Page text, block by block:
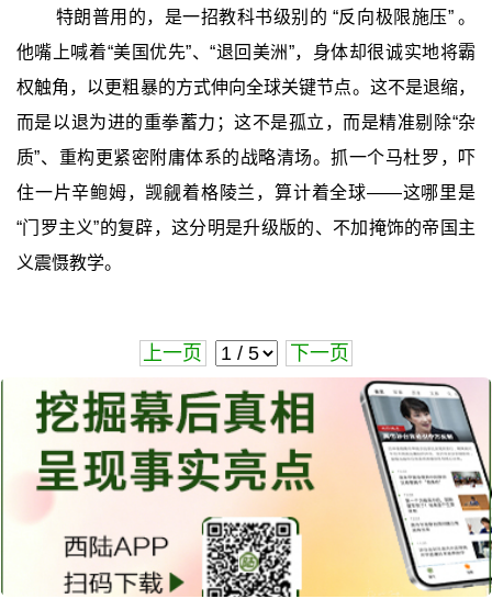
特朗普用的，是一招教科书级别的 “反向极限施压” 。
他嘴上喊着“美国优先”、“退回美洲”，身体却很诚实地将霸
权触角，以更粗暴的方式伸向全球关键节点。这不是退缩，
而是以退为进的重拳蓄力；这不是孤立，而是精准剔除“杂
质”、重构更紧密附庸体系的战略清场。抓一个马杜罗，吓
住一片辛鲍姆，觊觎着格陵兰，算计着全球——这哪里是
“门罗主义”的复辟，这分明是升级版的、不加掩饰的帝国主
义震慑教学。
上一页 下一页